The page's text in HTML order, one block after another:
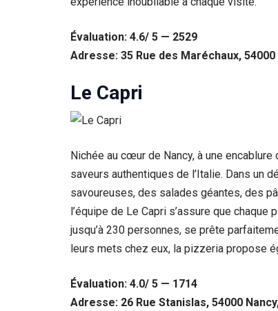
Évaluation: 4.6/ 5 — 2529
Adresse: 35 Rue des Maréchaux, 54000
Le Capri
Nichée au cœur de Nancy, à une
saveurs authentiques de l’Italie. Dans un
savoureuses, des salades géantes, des
l’équipe de Le Capri s’assure que
jusqu’à 230 personnes, se prête
leurs mets chez eux, la pizzeria propose
Évaluation: 4.0/ 5 — 1714
Adresse: 26 Rue Stanislas, 54000